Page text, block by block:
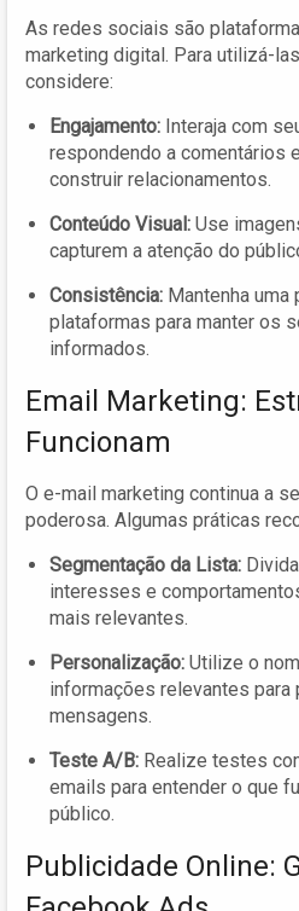
As redes sociais são
marketing digital. Para utilizá-
considere:
Engajamento: Interaja com
respondendo a comentários
construir relacionamentos.
Conteúdo Visual: Use
capturem a atenção do
Consistência: Mantenha uma
plataformas para manter os
informados.
Email Marketing:
Funcionam
O e-mail marketing continua a
poderosa. Algumas práticas
Segmentação da Lista:
interesses e
mais relevantes.
Personalização: Utilize o
informações relevantes para
mensagens.
Teste A/B: Realize testes
emails para entender o que
público.
Publicidade Online: